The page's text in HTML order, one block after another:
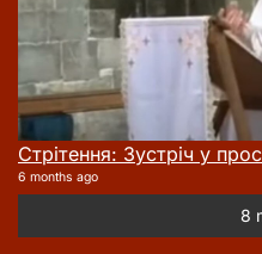
Стрітення: Зустріч у
6 months ago
8